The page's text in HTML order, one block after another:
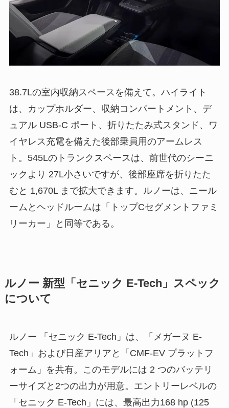
38.7Lの室内収納スペースを備えて。ハイライト
は、カップホルダー、収納コンパートメント、デ
ュアル USB-C ポート、折りたたみ式スタンド、ワ
イヤレス充電を備えた後部乗員用のアームレス
ト。545Lのトランクスペースは、前世代のシーニ
ックより 27L小さいですが、後部座席を折りたた
むと 1,670L まで拡大できます。ルノーは、ニール
ームとヘッドルームは「トップCセグメントファミ
リーカー」と同等である。
ルノー 新型「セニック E-Tech」スペック
について
ルノー 「セニック E-Tech」は、「メガーヌ E-
Tech」および日産アリアと「CMF-EV プラットフ
ォーム」を共有。このモデルには 2 つのバッテリ
ーサイズと2つの出力が用意。エントリーレベルの
「セニック E-Tech」には、最高出力168 hp (125